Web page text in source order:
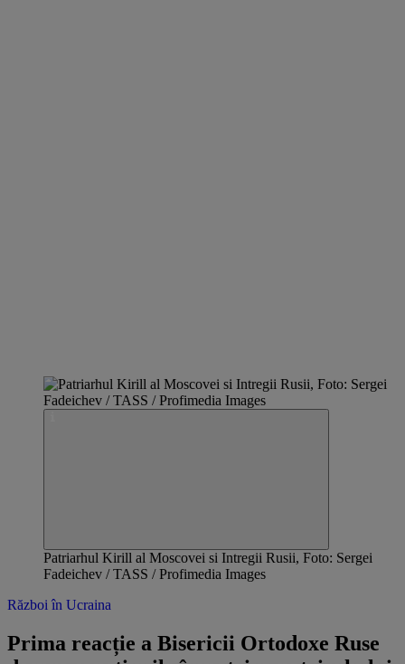
Patriarhul Kirill al Moscovei si Intregii Rusii, Foto: Sergei
Fadeichev / TASS / Profimedia Images
Război în Ucraina
Prima reacție a Bisericii Ortodoxe Ruse